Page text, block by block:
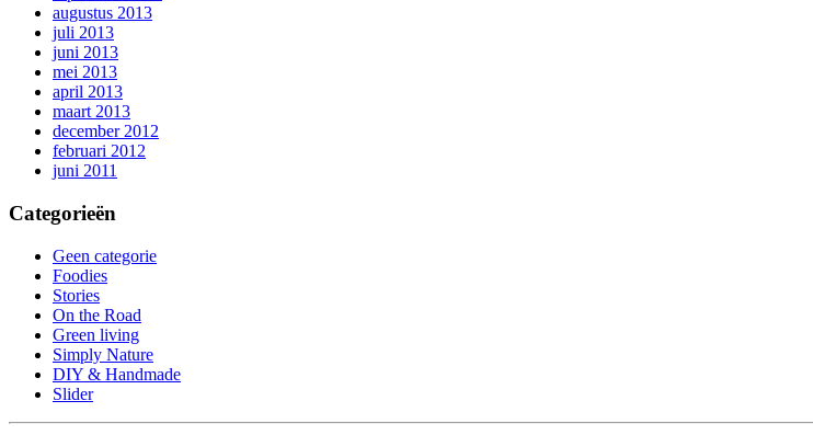
augustus 2013
juli 2013
juni 2013
mei 2013
april 2013
maart 2013
december 2012
februari 2012
juni 2011
Categorieën
Geen categorie
Foodies
Stories
On the Road
Green living
Simply Nature
DIY & Handmade
Slider